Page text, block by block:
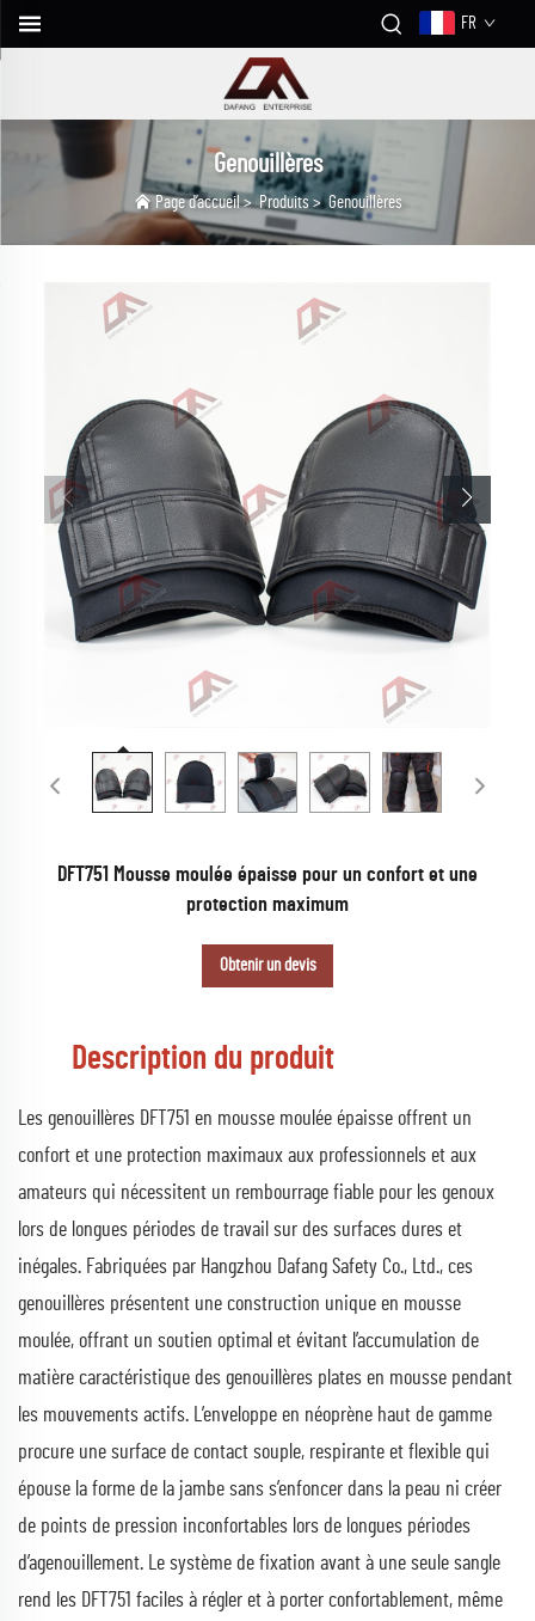
FR
Genouillères
Page d’accueil>Produits >Genouillères
DFT751 Mousse moulée épaisse pour un confort et une
protection maximum
Obtenir un devis
Description du produit
Les genouillères DFT751 en mousse moulée épaisse offrent un
confort et une protection maximaux aux professionnels et aux
amateurs qui nécessitent un rembourrage fiable pour les genoux
lors de longues périodes de travail sur des surfaces dures et
inégales. Fabriquées par Hangzhou Dafang Safety Co., Ltd., ces
genouillères présentent une construction unique en mousse
moulée, offrant un soutien optimal et évitant l’accumulation de
matière caractéristique des genouillères plates en mousse pendant
les mouvements actifs. L’enveloppe en néoprène haut de gamme
procure une surface de contact souple, respirante et flexible qui
épouse la forme de la jambe sans s’enfoncer dans la peau ni créer
de points de pression inconfortables lors de longues périodes
d’agenouillement. Le système de fixation avant à une seule sangle
rend les DFT751 faciles à régler et à porter confortablement, même